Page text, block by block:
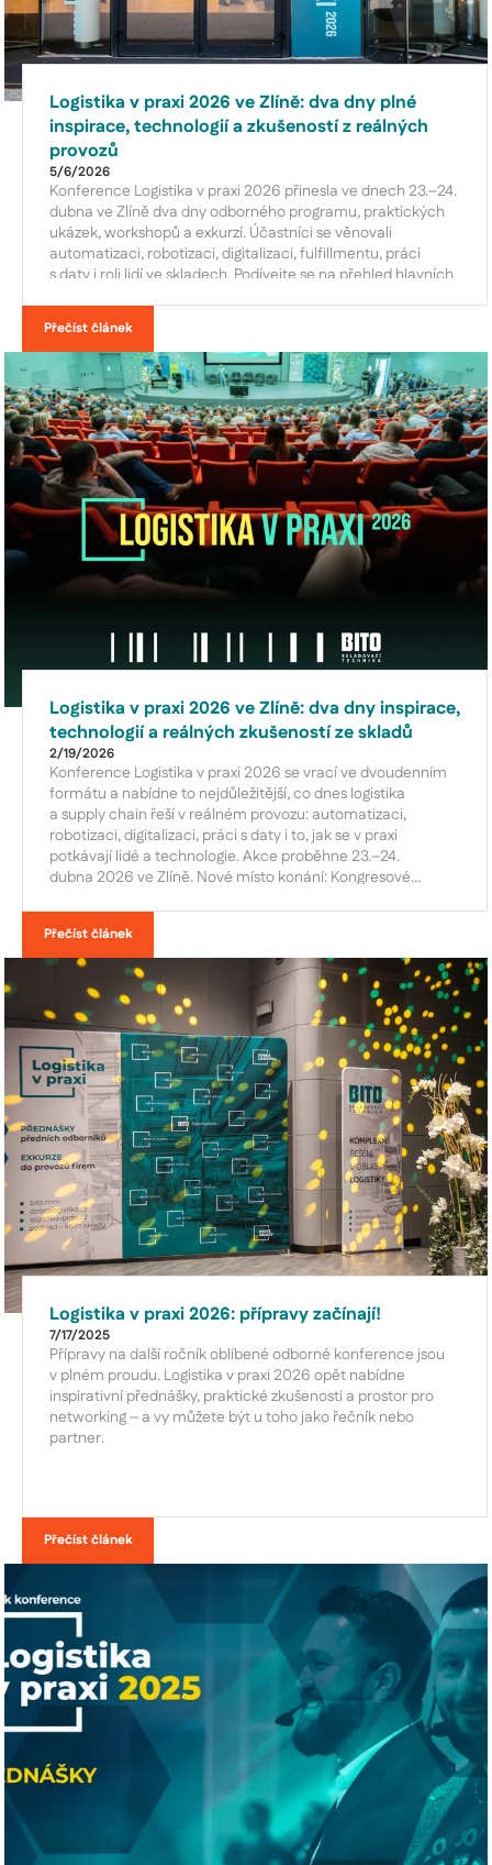
Logistika v praxi 2026 ve Zlíně: dva dny plné
inspirace, technologií a zkušeností z reálných
provozů
5/6/2026
Konference Logistika v praxi 2026 přinesla ve dnech 23.–24.
dubna ve Zlíně dva dny odborného programu, praktických
ukázek, workshopů a exkurzí. Účastníci se věnovali
automatizaci, robotizaci, digitalizaci, fulfillmentu, práci
s daty i roli lidí ve skladech. Podívejte se na přehled hlavních
Přečíst článek
Logistika v praxi 2026 ve Zlíně: dva dny inspirace,
technologií a reálných zkušeností ze skladů
2/19/2026
Konference Logistika v praxi 2026 se vrací ve dvoudenním
formátu a nabídne to nejdůležitější, co dnes logistika
a supply chain řeší v reálném provozu: automatizaci,
robotizaci, digitalizaci, práci s daty i to, jak se v praxi
potkávají lidé a technologie. Akce proběhne 23.–24.
dubna 2026 ve Zlíně. Nové místo konání: Kongresové
Přečíst článek
Logistika v praxi 2026: přípravy začínají!
7/17/2025
Přípravy na další ročník oblíbené odborné konference jsou
v plném proudu. Logistika v praxi 2026 opět nabídne
inspirativní přednášky, praktické zkušenosti a prostor pro
networking – a vy můžete být u toho jako řečník nebo
partner.
Přečíst článek